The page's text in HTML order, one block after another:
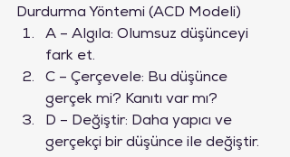
Durdurma Yöntemi (ACD Modeli)
A – Algıla: Olumsuz düşünceyi
fark et.
C – Çerçevele: Bu düşünce
gerçek mi? Kanıtı var mı?
D – Değiştir: Daha yapıcı ve
gerçekçi bir düşünce ile değiştir.